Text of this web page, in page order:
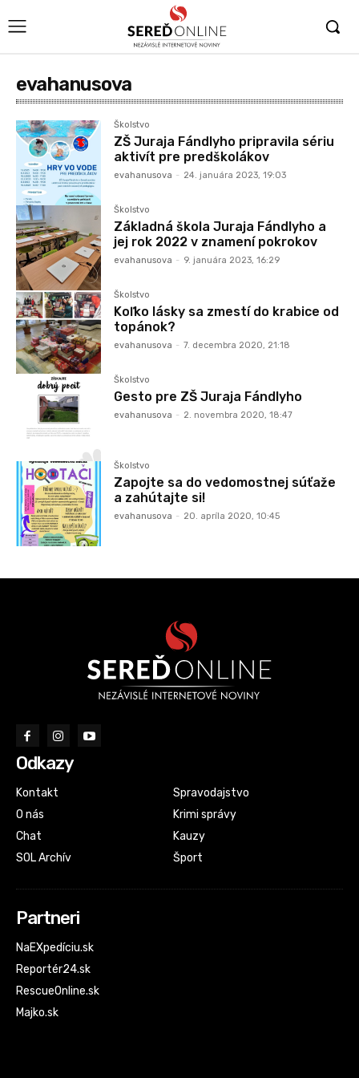
evahanusova
Školstvo
ZŠ Juraja Fándlyho pripravila sériu
aktivít pre predškolákov
evahanusova - 24. januára 2023, 19:03
Školstvo
Základná škola Juraja Fándlyho a
jej rok 2022 v znamení pokrokov
evahanusova - 9. januára 2023, 16:29
Školstvo
Koľko lásky sa zmestí do krabice od
topánok?
evahanusova - 7. decembra 2020, 21:18
Školstvo
Gesto pre ZŠ Juraja Fándlyho
evahanusova - 2. novembra 2020, 18:47
Školstvo
Zapojte sa do vedomostnej súťaže
a zahútajte si!
evahanusova - 20. apríla 2020, 10:45
Odkazy
Kontakt
O nás
Chat
SOL Archív
Spravodajstvo
Krimi správy
Kauzy
Šport
Partneri
NaEXpedíciu.sk
Reportér24.sk
RescueOnline.sk
Majko.sk